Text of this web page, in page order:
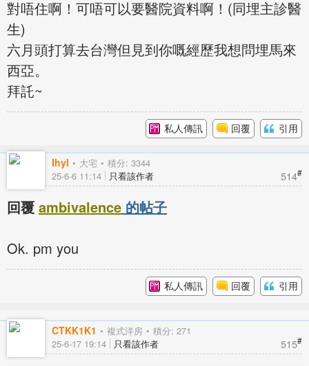
對唔住啊！可唔可以要醫院資料啊！(同埋主診醫
生)
六月頭打算去台灣但見到你嘅經歷我想問埋馬來
西亞。
拜託~
私人傳訊 回覆 引用
Ihyl 大宅 積分: 3344
514#
25-6-6 11:14 只看該作者
回覆 ambivalence 的帖子
Ok. pm you
私人傳訊 回覆 引用
CTKK1K1 複式洋房 積分: 271
515#
25-6-17 19:14 只看該作者